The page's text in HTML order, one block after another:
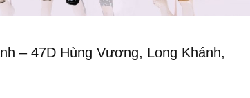
– 47D Hùng Vương, Long Khánh,